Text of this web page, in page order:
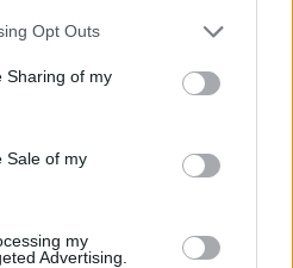
Opt Outs
Sharing of my
Sale of my
my
Advertising.